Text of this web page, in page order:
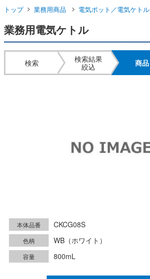
トップ 業務用商品 電気ポット／電気ケトル
業務用電気ケトル
検索
検索結果
絞込
商品
本体品番 CKCG08S
色柄 WB（ホワイト）
容量 800mL